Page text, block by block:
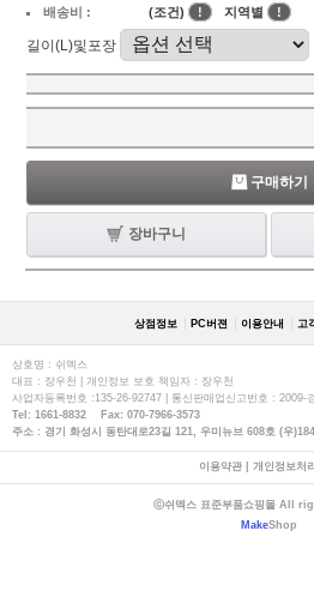
배송비 :
(조건) ! 지역별 !
길이(L)및포장
구매하기
장바구니
상점정보 PC버젼 이용안내 고
상호명 : 쉬멕스
대표 : 장우천 | 개인정보 보호 책임자 : 장우천
사업자등록번호 :135-26-92747 | 통신판매업신고번호 : 2009-
Tel: 1661-8832 Fax: 070-7966-3573
주소 : 경기 화성시 동탄대로23길 121, 우미뉴브 608호 (우
이용약관| 개인정보처
ⓒ쉬멕스 표준부품쇼핑몰 All
MakeShop